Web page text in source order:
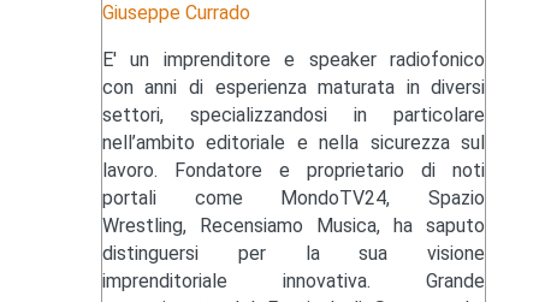
Giuseppe Currado
E' un imprenditore e speaker radiofonico
con anni di esperienza maturata in diversi
settori, specializzandosi in particolare
nell’ambito editoriale e nella sicurezza sul
lavoro. Fondatore e proprietario di noti
portali come MondoTV24, Spazio
Wrestling, Recensiamo Musica, ha saputo
distinguersi per la sua visione
imprenditoriale innovativa. Grande